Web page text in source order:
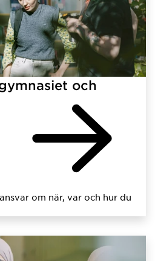
och
om när, var och hur du